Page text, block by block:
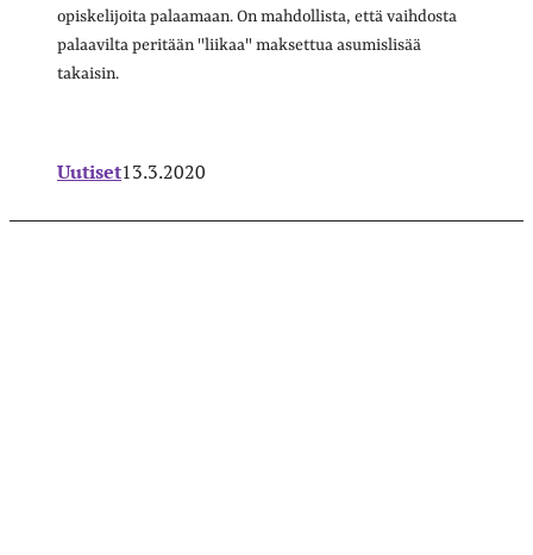
opiskelijoita palaamaan. On mahdollista, että vaihdosta
palaavilta peritään "liikaa" maksettua asumislisää
takaisin.
Uutiset13.3.2020